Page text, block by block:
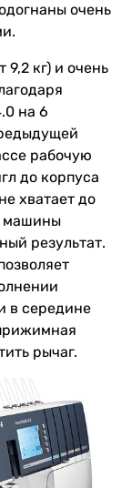
очень
кг) и очень
на 6
рабочую
до корпуса
хватает до
машины
результат.
в середине
рычаг.